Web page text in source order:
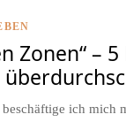
Zonen“ –
ich mich